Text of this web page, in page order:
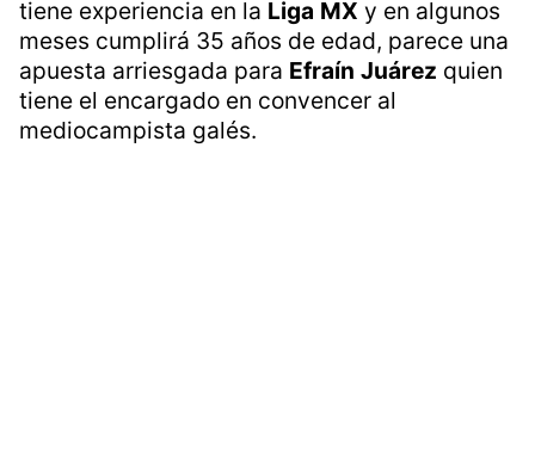
tiene experiencia en la Liga MX y en algunos
meses cumplirá 35 años de edad, parece una
apuesta arriesgada para Efraín Juárez quien
tiene el encargado en convencer al
mediocampista galés.